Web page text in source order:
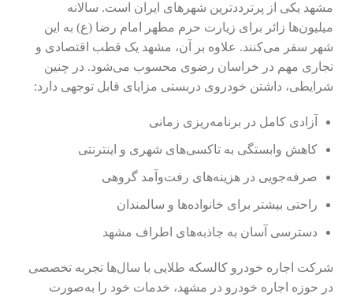
مشهد یکی از پرترددترین شهرهای ایران است. سالانه
میلیون‌ها زائر برای زیارت حرم مطهر امام رضا (ع) به این
شهر سفر می‌کنند. علاوه بر آن، مشهد یک قطب اقتصادی و
تجاری مهم در خراسان رضوی محسوب می‌شود. در چنین
شرایطی، داشتن خودروی دربستی مزایای قابل توجهی دارد:
آزادی کامل در برنامه‌ریزی زمانی
کاهش وابستگی به تاکسی‌های شهری و اینترنتی
صرفه‌جویی در هزینه‌های رفت‌وآمد گروهی
راحتی بیشتر برای خانواده‌ها و سالمندان
دسترسی آسان به جاذبه‌های اطراف مشهد
شرکت اجاره خودرو کالسکه طلایی با سال‌ها تجربه تخصصی
در حوزه اجاره خودرو در مشهد، خدمات خود را به‌صورت